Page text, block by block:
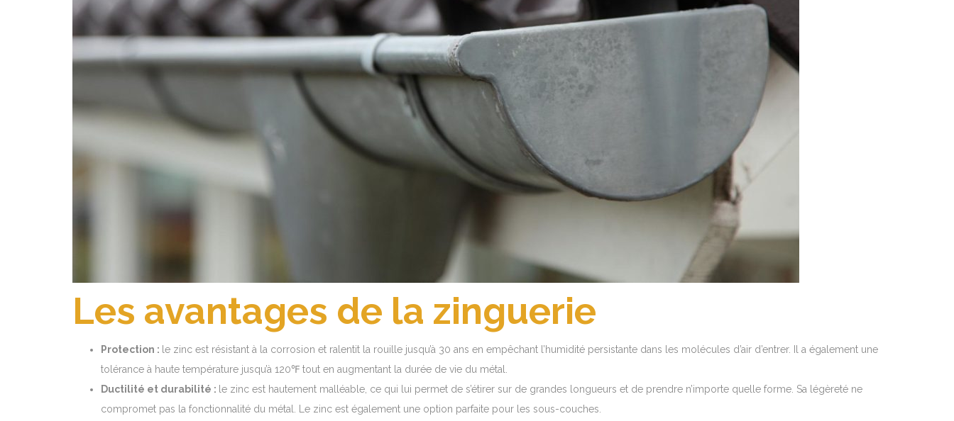
Les avantages de la zinguerie
Protection : le zinc est résistant à la corrosion et ralentit la rouille jusqu’à 30 ans en empêchant l’humidité persistante dans les molécules d’air d’entrer. Il a également une
tolérance à haute température jusqu’à 120℉ tout en augmentant la durée de vie du métal.
Ductilité et durabilité : le zinc est hautement malléable, ce qui lui permet de s’étirer sur de grandes longueurs et de prendre n’importe quelle forme. Sa légèreté ne
compromet pas la fonctionnalité du métal. Le zinc est également une option parfaite pour les sous-couches.